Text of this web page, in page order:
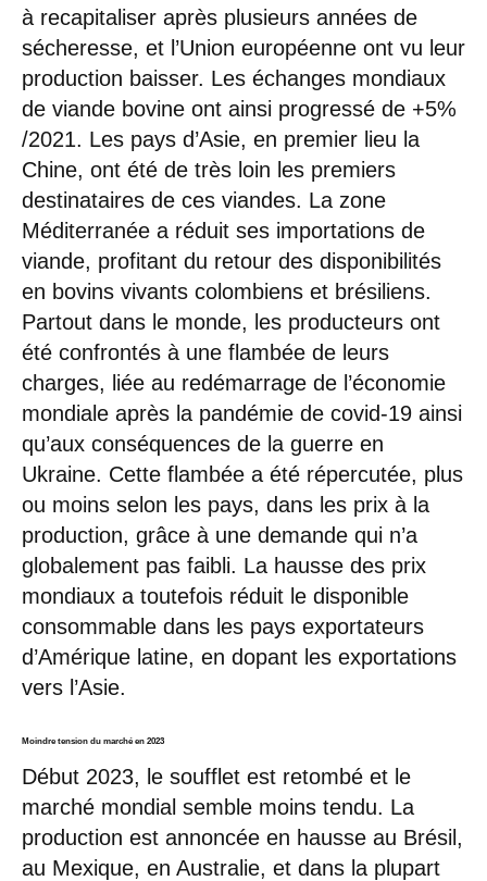
à recapitaliser après plusieurs années de
sécheresse, et l’Union européenne ont vu leur
production baisser. Les échanges mondiaux
de viande bovine ont ainsi progressé de +5%
/2021. Les pays d’Asie, en premier lieu la
Chine, ont été de très loin les premiers
destinataires de ces viandes. La zone
Méditerranée a réduit ses importations de
viande, profitant du retour des disponibilités
en bovins vivants colombiens et brésiliens.
Partout dans le monde, les producteurs ont
été confrontés à une flambée de leurs
charges, liée au redémarrage de l’économie
mondiale après la pandémie de covid-19 ainsi
qu’aux conséquences de la guerre en
Ukraine. Cette flambée a été répercutée, plus
ou moins selon les pays, dans les prix à la
production, grâce à une demande qui n’a
globalement pas faibli. La hausse des prix
mondiaux a toutefois réduit le disponible
consommable dans les pays exportateurs
d’Amérique latine, en dopant les exportations
vers l’Asie.
Moindre tension du marché en 2023
Début 2023, le soufflet est retombé et le
marché mondial semble moins tendu. La
production est annoncée en hausse au Brésil,
au Mexique, en Australie, et dans la plupart